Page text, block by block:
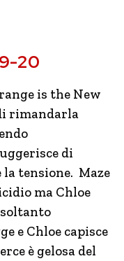
20
is the New
rimandarla
di
tensione. Maze
ma Chloe
e Chloe capisce
è gelosa del